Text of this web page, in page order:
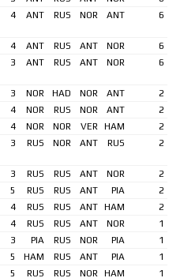
4 ANT RUS NOR ANT 6
4 ANT RUS ANT NOR
6
3 ANT RUS ANT NOR 6
3 NOR HAD NOR ANT
2
4 NOR RUS NOR ANT
2
4 NOR NOR VER HAM
2
3 RUS NOR ANT RUS 2
3 RUS RUS ANT NOR
2
5 RUS RUS ANT PIA
2
4 RUS RUS ANT HAM
2
4 RUS RUS ANT NOR
1
3 PIA RUS NOR PIA
1
5 HAM RUS ANT PIA
1
5 RUS RUS NOR HAM
1